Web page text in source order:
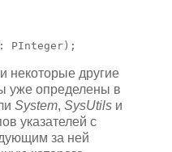
PInteger);
некоторые другие
уже определены в
System, SysUtils и
указателей с
за ней